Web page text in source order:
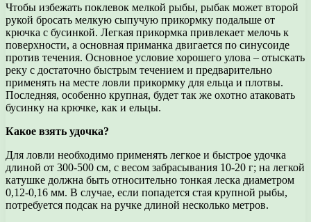
Чтобы избежать поклевок мелкой рыбы, рыбак может второй
рукой бросать мелкую сыпучую прикормку подальше от
крючка с бусинкой. Легкая прикормка привлекает мелочь к
поверхности, а основная приманка двигается по синусоиде
против течения. Основное условие хорошего улова – отыскать
реку с достаточно быстрым течением и предварительно
применять на месте ловли прикормку для ельца и плотвы.
Последняя, особенно крупная, будет так же охотно атаковать
бусинку на крючке, как и ельцы.
Какое взять удочка?
Для ловли необходимо применять легкое и быстрое удочка
длиной от 300-500 см, с весом забрасывания 10-20 г; на легкой
катушке должна быть относительно тонкая леска диаметром
0,12-0,16 мм. В случае, если попадется стая крупной рыбы,
потребуется подсак на ручке длиной несколько метров.